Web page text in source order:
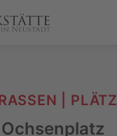
| PLÄTZE
Ochsenplatz